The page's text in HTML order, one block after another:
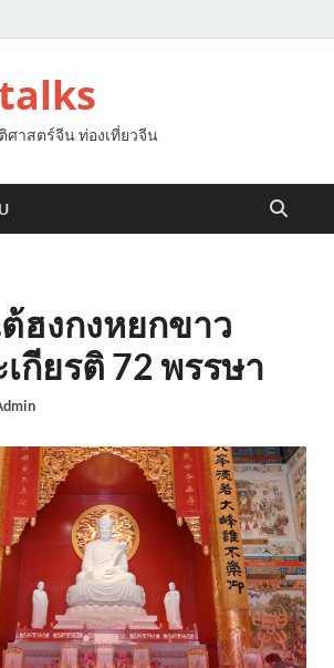
ศาสตร์จีน ท่องเที่ยวจีน
ฮงกงหยกขาว
กียรติ 72 พรรษา